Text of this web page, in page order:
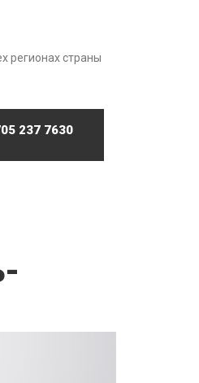
регионах страны
237 7630